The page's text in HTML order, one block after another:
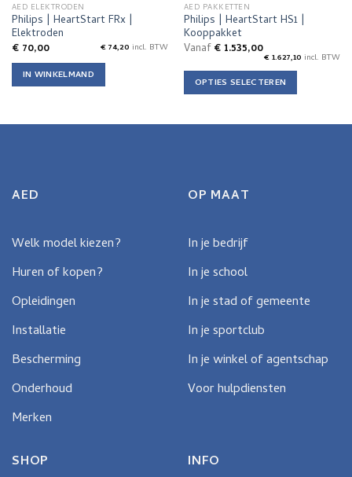
productpagina
AED ELEKTRODEN
Philips | HeartStart FRx |
Elektroden
€70,00 €74,20 incl. BTW
IN WINKELMAND
AED PAKKETTEN
Philips | HeartStart HS1 |
Kooppakket
Vanaf€1.535,00€1.627,10 incl. BTW
OPTIES SELECTEREN
optie
gekozen
worden
op
productpagina
AED
Welk model kiezen?
Huren of kopen?
Opleidingen
Installatie
Bescherming
Onderhoud
Merken
OP MAAT
In je bedrijf
In je school
In je stad of gemeente
In je sportclub
In je winkel of agentschap
Voor hulpdiensten
SHOP INFO